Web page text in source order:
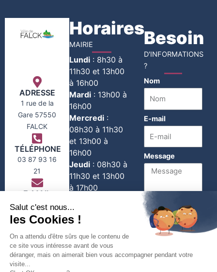
ADRESSE
1 rue de la
Gare 57550
FALCK
TÉLÉPHONE
03 87 93 16
21
E-MAIL
contact@falck-
moselle.com
Horaires
MAIRIE
Lundi : 8h30 à
11h30 et 13h00
à 16h00
Mardi : 13h00 à
16h00
Mercredi :
08h30 à 11h30
et 13h00 à
16h00
Jeudi : 08h30 à
11h30 et 13h00
à 17h00
08h30 à 11h30
1er et 3e
Samedi du
mois :08h30 à
11h30
Besoin
D'INFORMATIONS
?
Nom
E-mail
Message
Envoyer